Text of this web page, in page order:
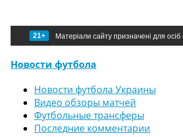
21+ Матеріали сайту призначені для
Новости футбола
Новости футбола Украины
Видео обзоры матчей
Футбольные трансферы
Последние комментарии